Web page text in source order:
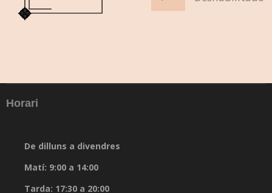
Horari
De dilluns a divendres
Matí: 9:00 a 14:00
Tarda: 17:30 a 20:00